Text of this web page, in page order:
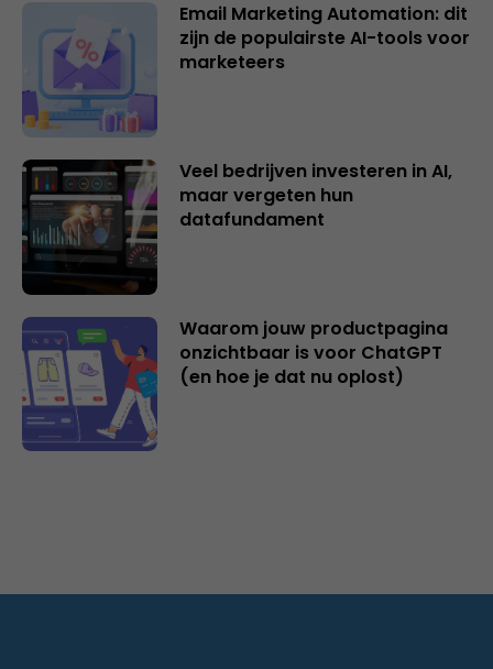
Email Marketing Automation: dit
zijn de populairste AI-tools voor
marketeers
Veel bedrijven investeren in AI,
maar vergeten hun
datafundament
Waarom jouw productpagina
onzichtbaar is voor ChatGPT
(en hoe je dat nu oplost)